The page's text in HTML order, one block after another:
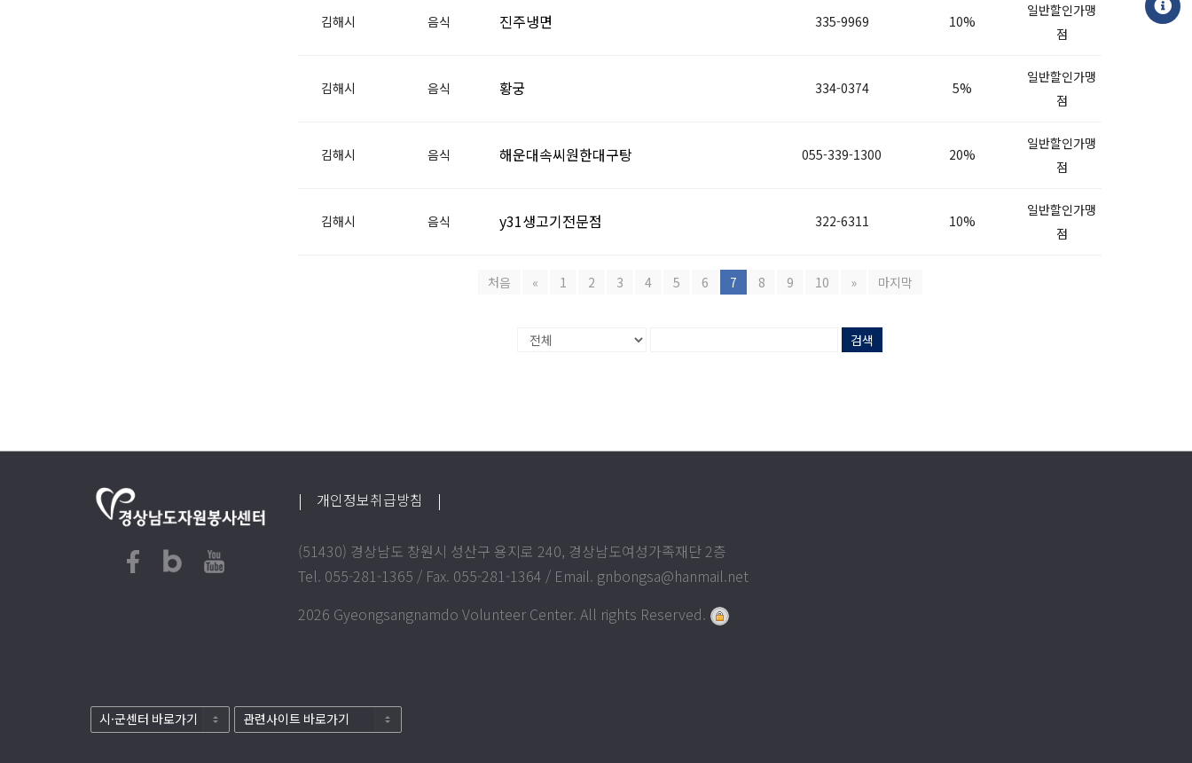
김해시 음식 진주냉면 335-9969 10%
일반할인가맹
점
김해시 음식 황궁 334-0374 5%
일반할인가맹
점
김해시 음식 해운대속씨원한대구탕 055-339-1300 20%
일반할인가맹
점
김해시 음식 y31생고기전문점 322-6311 10%
일반할인가맹
점
처음 « 1 2 3 4 5 6 7 8 9 10 » 마지막
검색
| 개인정보취급방침 |
(51430) 경상남도 창원시 성산구 용지로 240, 경상남도여성가족재단 2층
Tel. 055-281-1365 / Fax. 055-281-1364 / Email. gnbongsa@hanmail.net
2026 Gyeongsangnamdo Volunteer Center. All rights Reserved.